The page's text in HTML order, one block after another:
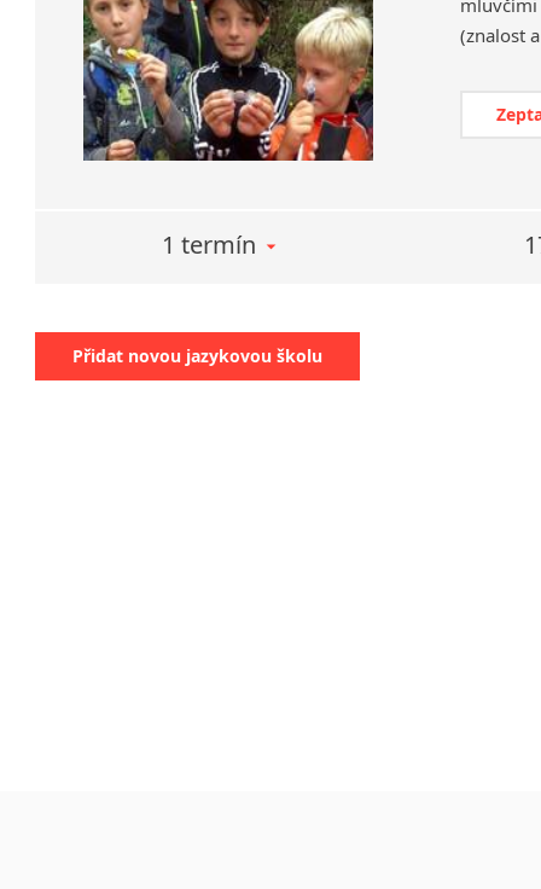
mluvčími
1 termín
Přidat novou jazykovou školu